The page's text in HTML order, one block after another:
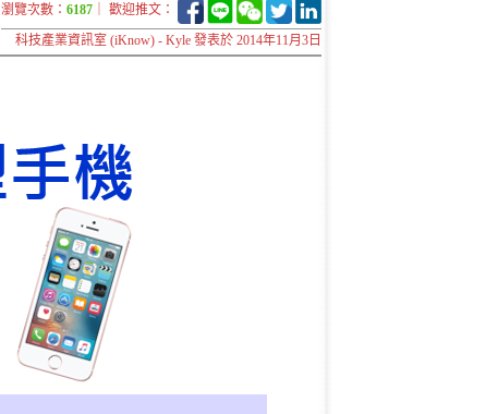
瀏覽次數： 6187 ｜ 歡迎推文：
科技產業資訊室 (iKnow) - Kyle 發表於 2014年11月3日